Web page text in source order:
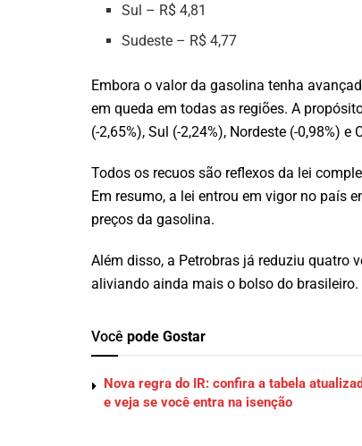
Sul – R$ 4,81
Sudeste – R$ 4,77
Embora o valor da gasolina tenha
em queda em todas as regiões. A
(-2,65%), Sul (-2,24%), Nordeste (-0,98%) e
Todos os recuos são reflexos da lei
Em resumo, a lei entrou em vigor no país
preços da gasolina.
Além disso, a Petrobras já reduziu quatro
aliviando ainda mais o bolso do brasileiro.
Você pode Gostar
Nova regra do IR: confira a tabela
e veja se você entra na isenção